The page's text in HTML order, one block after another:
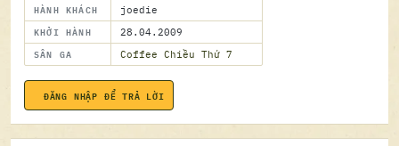
HÀNH KHÁCH joedie
KHỞI HÀNH 28.04.2009
SÂN GA Coffee Chiều Thứ 7
ĐĂNG NHẬP ĐỂ TRẢ LỜI